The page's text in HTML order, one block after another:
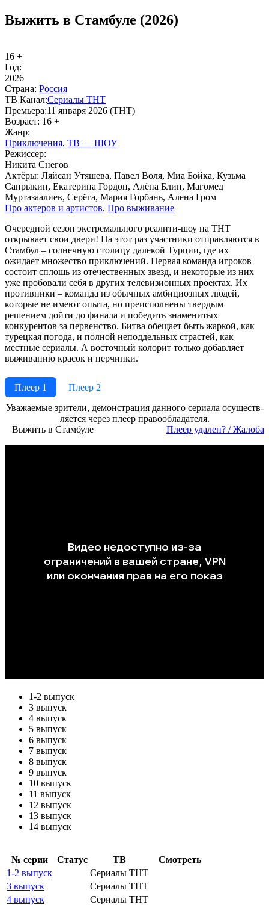
Выжить в Стамбуле (2026)
16 +
Год:
2026
Стра­на: Рос­сия
ТВ Ка­нал:Се­риа­лы ТНТ
Пре­мье­ра:11 января 2026 (ТНТ)
Воз­раст: 16 +
Жанр:
При­клю­че­ния, ТВ — ШОУ
Ре­жис­сер:
Никита Снегов
Ак­тё­ры: Ляйсан Утяшева, Павел Воля, Миа Бойка, Кузьма
Сапрыкин, Екатерина Гордон, Алёна Блин, Магомед
Муртазаалиев, Серёга, Мария Горбань, Алена Гром
Про ак­те­ров и ар­ти­стов, Про вы­жи­ва­ние
Очередной сезон экстремального реалити-шоу на ТНТ
открывает свои двери! На этот раз участники отправляются в
Стамбул – солнечную столицу далекой Турции, где их
ожидает множество приключений. Первая команда игроков
состоит сплошь из отечественных звезд, и некоторые из них
уже пробовали себя в других телевизионных проектах. Их
противники – команда из обычных амбициозных людей,
которые не имеют опыта, но преисполнены твердым
решением дойти до финала и победить знаменитых
конкурентов за первенство. Битва обещает быть жаркой, как
турецкая погода, и полной неподдельных страстей, как
местные сериалы. А восточный колорит только добавляет
выживанию красок и перчинки.
Плеер 1
Плеер 2
Ува­жае­мые зри­те­ли, де­мон­ст­ра­ция дан­но­го се­риа­ла осу­ще­ст­в­
ля­ет­ся че­рез пле­ер пра­во­об­ла­да­те­ля.
Выжить в Стамбуле
Пле­ер уда­лен? / Жа­ло­ба
1-2 выпуск
3 выпуск
4 выпуск
5 выпуск
6 выпуск
7 выпуск
8 выпуск
9 выпуск
10 выпуск
11 выпуск
12 выпуск
13 выпуск
14 выпуск
№ се­рии Ста­тус ТВ
Смот­реть
1-2 выпуск
Сериалы ТНТ
3 выпуск
Сериалы ТНТ
4 выпуск
Сериалы ТНТ